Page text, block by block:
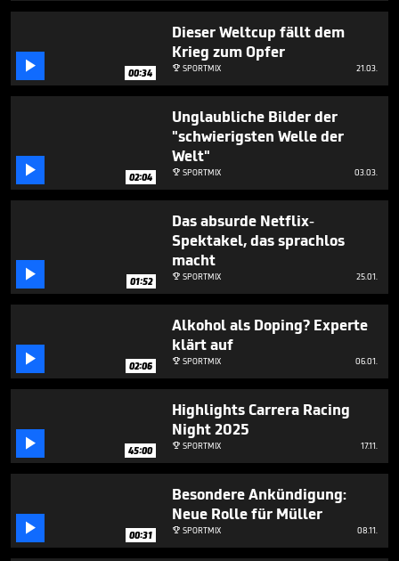
minutes,
 00:34
Dieser Weltcup fällt dem
Krieg zum Opfer
 SPORTMIX 21.03.
 02:04
Unglaubliche Bilder der
"schwierigsten Welle der
Welt"
 SPORTMIX 03.03.
 01:52
Das absurde Netflix-
Spektakel, das sprachlos
macht
 SPORTMIX 25.01.
 02:06
Alkohol als Doping? Experte
klärt auf
 SPORTMIX 06.01.
 45:00
Highlights Carrera Racing
Night 2025
 SPORTMIX 17.11.
 00:31
Besondere Ankündigung:
Neue Rolle für Müller
 SPORTMIX 08.11.